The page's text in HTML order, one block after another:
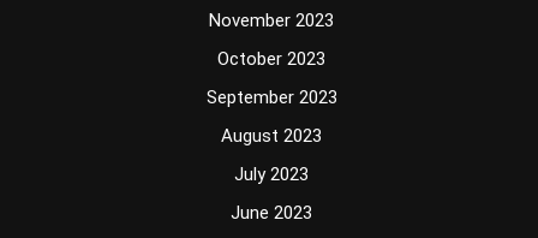
November 2023
October 2023
September 2023
August 2023
July 2023
June 2023